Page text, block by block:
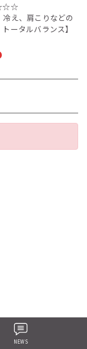
☆☆☆
冷え、肩こりなどの
ータルバランス】
NEWS